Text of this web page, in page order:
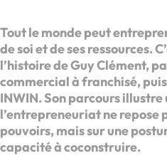
Tout le monde peut
de soi et de ses ressources.
l’histoire de Guy Clément,
commercial à franchisé,
INWIN. Son parcours
l’entrepreneuriat ne repose
pouvoirs, mais sur une
capacité à coconstruire.